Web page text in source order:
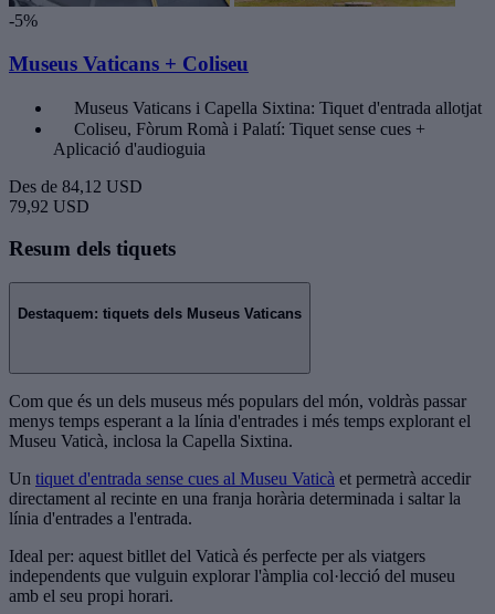
-5%
Museus Vaticans + Coliseu
Museus Vaticans i Capella Sixtina: Tiquet d'entrada allotjat
Coliseu, Fòrum Romà i Palatí: Tiquet sense cues +
Aplicació d'audioguia
Des de 84,12 USD
79,92 USD
Resum dels tiquets
Destaquem: tiquets dels Museus Vaticans
Com que és un dels museus més populars del món, voldràs passar
menys temps esperant a la línia d'entrades i més temps explorant el
Museu Vaticà, inclosa la Capella Sixtina.
Un tiquet d'entrada sense cues al Museu Vaticà et permetrà accedir
directament al recinte en una franja horària determinada i saltar la
línia d'entrades a l'entrada.
Ideal per: aquest bitllet del Vaticà és perfecte per als viatgers
independents que vulguin explorar l'àmplia col·lecció del museu
amb el seu propi horari.